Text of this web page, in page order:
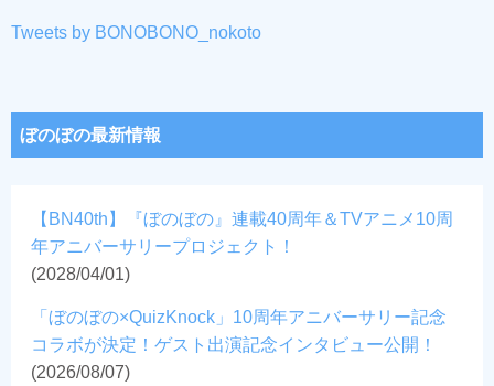
Tweets by BONOBONO_nokoto
ぼのぼの最新情報
【BN40th】『ぼのぼの』連載40周年＆TVアニメ10周
年アニバーサリープロジェクト！
(2028/04/01)
「ぼのぼの×QuizKnock」10周年アニバーサリー記念
コラボが決定！ゲスト出演記念インタビュー公開！
(2026/08/07)